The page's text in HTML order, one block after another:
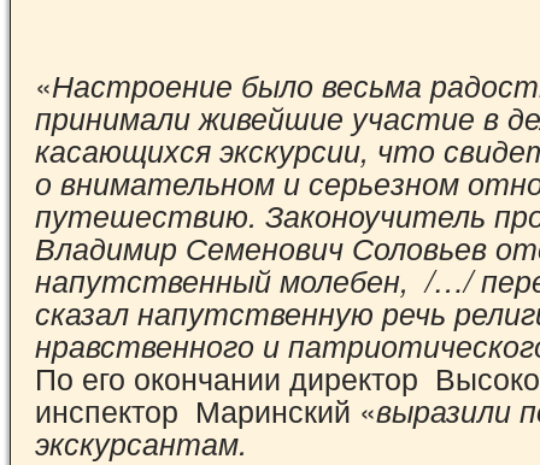
«Настроение было весьма
принимали живейшие участие в
касающихся экскурсии, что
о внимательном и серьезном
путешествию. Законоучитель
Владимир Семенович Соловьев
напутственный молебен, /…/
сказал напутственную речь
нравственного и
По его окончании директор
инспектор Маринский «выразили
экскурсантам.